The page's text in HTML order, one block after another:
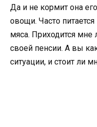
Да и не кормит она
овощи. Часто
мяса. Приходится мне
своей пенсии. А вы
ситуации, и стоит ли